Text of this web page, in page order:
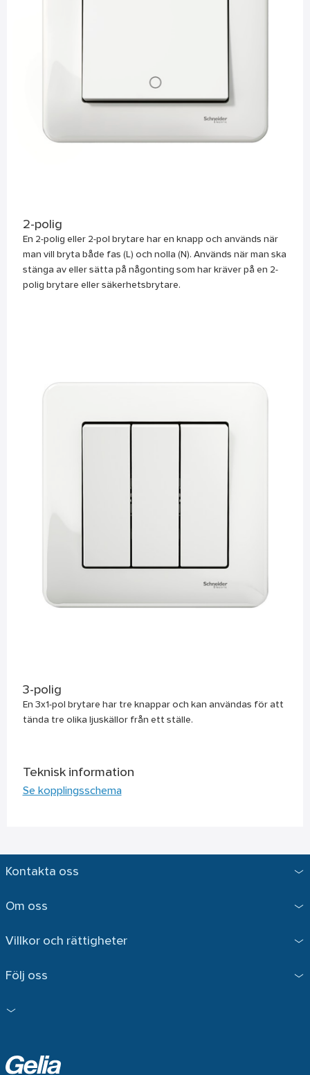
2-polig
En 2-polig eller 2-pol brytare har en knapp och används när
man vill bryta både fas (L) och nolla (N). Används när man ska
stänga av eller sätta på någonting som har kräver på en 2-
polig brytare eller säkerhetsbrytare.
3-polig
En 3x1-pol brytare har tre knappar och kan användas för att
tända tre olika ljuskällor från ett ställe.
Teknisk information
Se kopplingsschema
Kontakta oss
Om oss
Villkor och rättigheter
Följ oss